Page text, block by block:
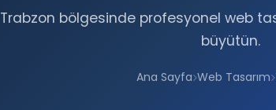
Trabzon bölgesinde profesyonel web
büyütün.
Ana Sayfa Web Tasarım